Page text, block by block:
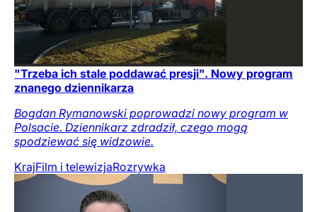
"Trzeba ich stale poddawać presji". Nowy program
znanego dziennikarza
Bogdan Rymanowski poprowadzi nowy program w
Polsacie. Dziennikarz zdradził, czego mogą
spodziewać się widzowie.
KrajFilm i telewizjaRozrywka